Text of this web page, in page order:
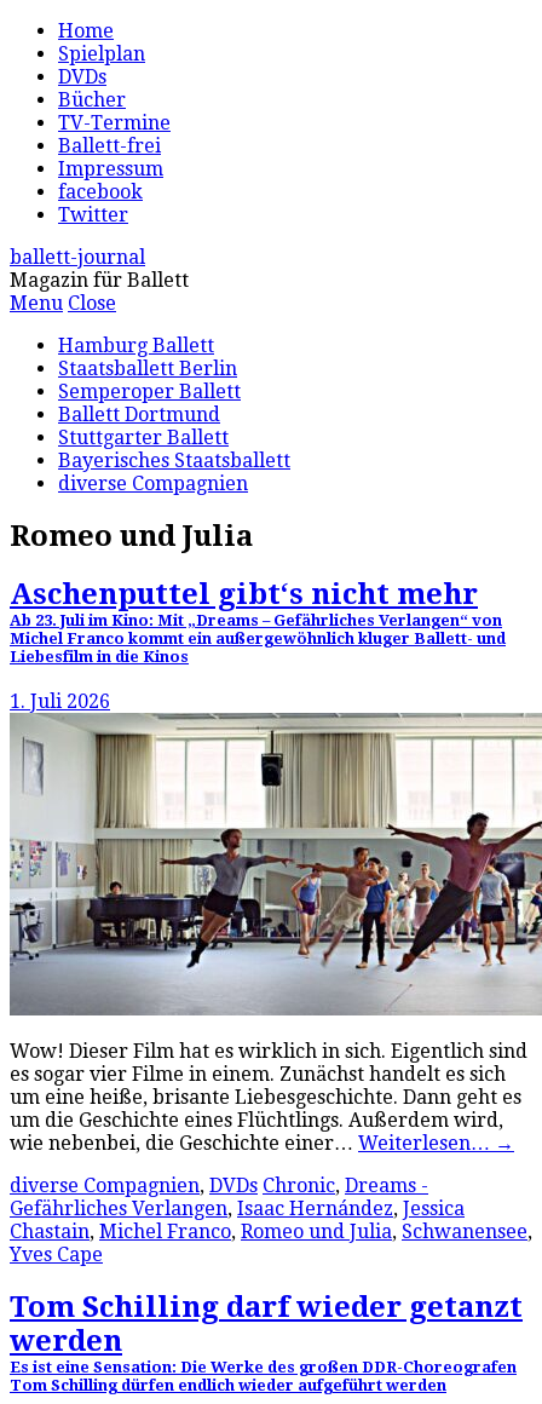
Home
Spielplan
DVDs
Bücher
TV-Termine
Ballett-frei
Impressum
facebook
Twitter
ballett-journal
Magazin für Ballett
Menu Close
Hamburg Ballett
Staatsballett Berlin
Semperoper Ballett
Ballett Dortmund
Stuttgarter Ballett
Bayerisches Staatsballett
diverse Compagnien
Romeo und Julia
Aschenputtel gibt‘s nicht mehr
Ab 23. Juli im Kino: Mit „Dreams – Gefährliches Verlangen“ von
Michel Franco kommt ein außergewöhnlich kluger Ballett- und
Liebesfilm in die Kinos
1. Juli 2026
Wow! Dieser Film hat es wirklich in sich. Eigentlich sind
es sogar vier Filme in einem. Zunächst handelt es sich
um eine heiße, brisante Liebesgeschichte. Dann geht es
um die Geschichte eines Flüchtlings. Außerdem wird,
wie nebenbei, die Geschichte einer… Weiterlesen… →
diverse Compagnien, DVDs Chronic, Dreams -
Gefährliches Verlangen, Isaac Hernández, Jessica
Chastain, Michel Franco, Romeo und Julia, Schwanensee,
Yves Cape
Tom Schilling darf wieder getanzt
werden
Es ist eine Sensation: Die Werke des großen DDR-Choreografen
Tom Schilling dürfen endlich wieder aufgeführt werden